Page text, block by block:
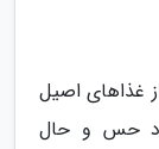
غذاهای اصیل
حس و حال